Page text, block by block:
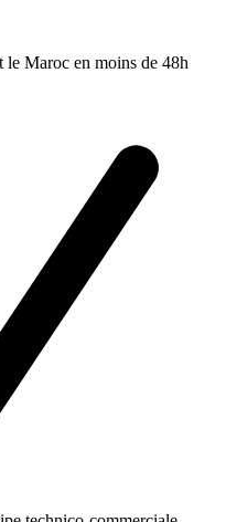
le Maroc en moins de 48h